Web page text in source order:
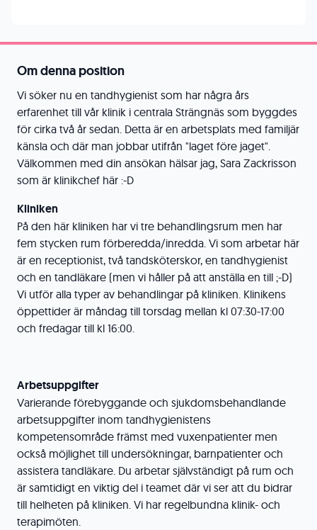
Om denna position
Vi söker nu en tandhygienist som har några års
erfarenhet till vår klinik i centrala Strängnäs som byggdes
för cirka två år sedan. Detta är en arbetsplats med familjär
känsla och där man jobbar utifrån "laget före jaget".
Välkommen med din ansökan hälsar jag, Sara Zackrisson
som är klinikchef här :-D
Kliniken
På den här kliniken har vi tre behandlingsrum men har
fem stycken rum förberedda/inredda. Vi som arbetar här
är en receptionist, två tandsköterskor, en tandhygienist
och en tandläkare (men vi håller på att anställa en till ;-D)
Vi utför alla typer av behandlingar på kliniken. Klinikens
öppettider är måndag till torsdag mellan kl 07:30-17:00
och fredagar till kl 16:00.
Arbetsuppgifter
Varierande förebyggande och sjukdomsbehandlande
arbetsuppgifter inom tandhygienistens
kompetensområde främst med vuxenpatienter men
också möjlighet till undersökningar, barnpatienter och
assistera tandläkare. Du arbetar självständigt på rum och
är samtidigt en viktig del i teamet där vi ser att du bidrar
till helheten på kliniken. Vi har regelbundna klinik- och
terapimöten.